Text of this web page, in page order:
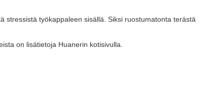
stressistä työkappaleen sisällä. Siksi ruostumatonta terästä
on lisätietoja Huanerin kotisivulla.